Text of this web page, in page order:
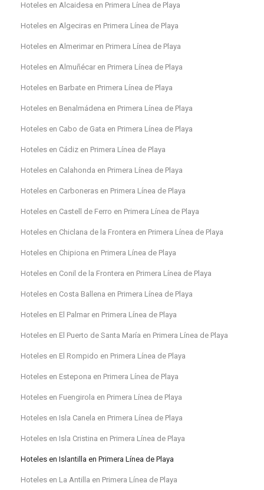
Hoteles en Alcaidesa en Primera Línea de Playa
Hoteles en Algeciras en Primera Línea de Playa
Hoteles en Almerimar en Primera Línea de Playa
Hoteles en Almuñécar en Primera Línea de Playa
Hoteles en Barbate en Primera Línea de Playa
Hoteles en Benalmádena en Primera Línea de Playa
Hoteles en Cabo de Gata en Primera Línea de Playa
Hoteles en Cádiz en Primera Línea de Playa
Hoteles en Calahonda en Primera Línea de Playa
Hoteles en Carboneras en Primera Línea de Playa
Hoteles en Castell de Ferro en Primera Línea de Playa
Hoteles en Chiclana de la Frontera en Primera Línea de Playa
Hoteles en Chipiona en Primera Línea de Playa
Hoteles en Conil de la Frontera en Primera Línea de Playa
Hoteles en Costa Ballena en Primera Línea de Playa
Hoteles en El Palmar en Primera Línea de Playa
Hoteles en El Puerto de Santa María en Primera Línea de Playa
Hoteles en El Rompido en Primera Línea de Playa
Hoteles en Estepona en Primera Línea de Playa
Hoteles en Fuengirola en Primera Línea de Playa
Hoteles en Isla Canela en Primera Línea de Playa
Hoteles en Isla Cristina en Primera Línea de Playa
Hoteles en Islantilla en Primera Línea de Playa
Hoteles en La Antilla en Primera Línea de Playa